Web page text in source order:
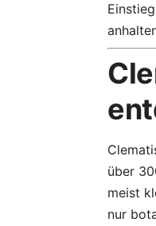
über
meist
nur